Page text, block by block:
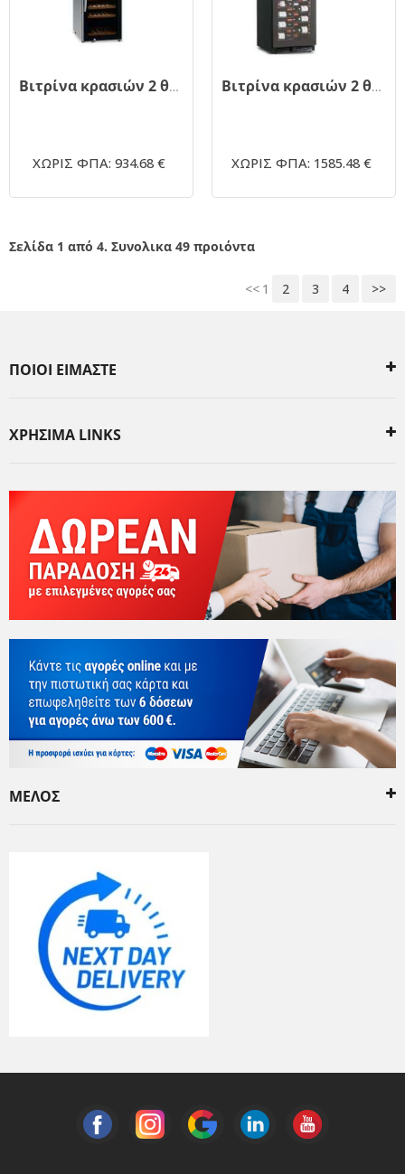
Βιτρίνα κρασιών 2 θερμοκρασιών στενή (Slim) BARTSCHER 700130
ΧΩΡΙΣ ΦΠΑ: 934.68 €
Βιτρίνα κρασιών 2 θερμοκρασιών - CW180 G2TB
ΧΩΡΙΣ ΦΠΑ: 1585.48 €
Σελίδα 1 από 4. Συνολικα 49 προιόντα
<< 1 2 3 4 >>
ΠΟΙΟΙ ΕΙΜΑΣΤΕ
ΧΡΗΣΙΜΑ LINKS
ΜΕΛΟΣ